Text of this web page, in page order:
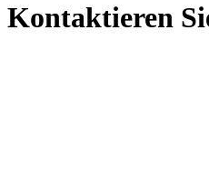
Kontaktieren